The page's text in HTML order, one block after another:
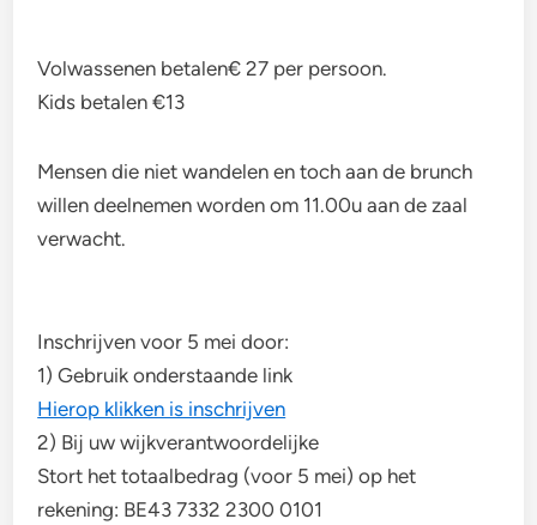
Volwassenen betalen€ 27 per persoon.
Kids betalen €13
Mensen die niet wandelen en toch aan de brunch
willen deelnemen worden om 11.00u aan de zaal
verwacht.
Inschrijven voor 5 mei door:
1) Gebruik onderstaande link
Hierop klikken is inschrijven
2) Bij uw wijkverantwoordelijke
Stort het totaalbedrag (voor 5 mei) op het
rekening: BE43 7332 2300 0101